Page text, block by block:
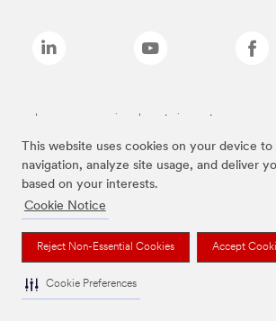
This website uses cookies on your device to
navigation, analyze site usage, and deliver
based on your interests.
Cookie Notice
Reject Non-Essential Cookies Accept
Cookie Preferences
Las marcas mencionadas anteriormente son